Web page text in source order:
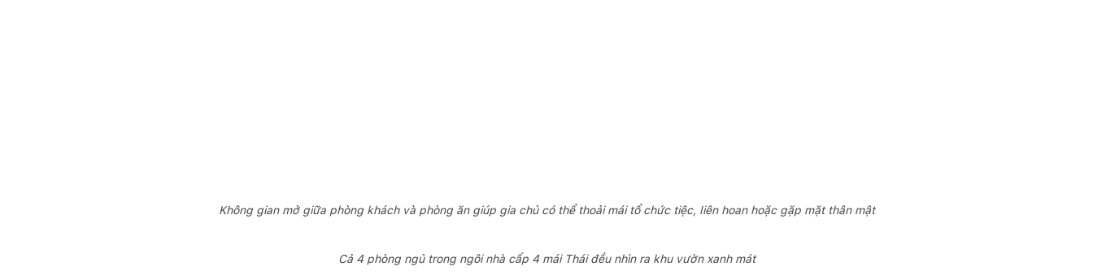
Không gian mở giữa phòng khách và phòng ăn giúp gia chủ có thể thoải mái tổ chức tiệc, liên hoan hoặc gặp mặt thân mật
Cả 4 phòng ngủ trong ngôi nhà cấp 4 mái Thái đều nhìn ra khu vườn xanh mát